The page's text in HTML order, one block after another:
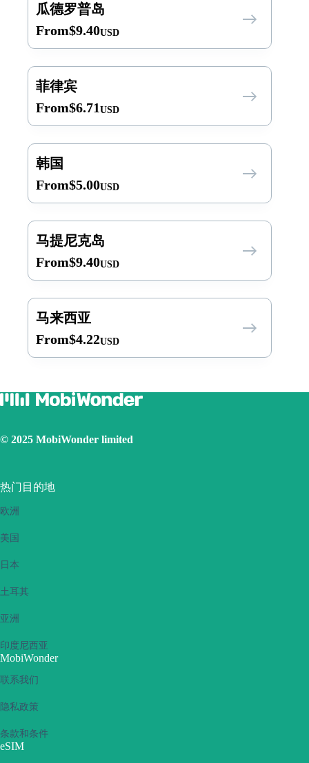
瓜德罗普岛
From$9.40USD
菲律宾
From$6.71USD
韩国
From$5.00USD
马提尼克岛
From$9.40USD
马来西亚
From$4.22USD
© 2025 MobiWonder limited
热门目的地
欧洲
美国
日本
土耳其
亚洲
印度尼西亚
MobiWonder
联系我们
隐私政策
条款和条件
eSIM